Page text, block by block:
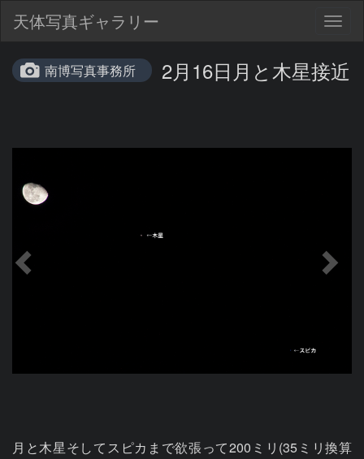
天体写真ギャラリー
南博写真事務所 2月16日月と木星接近
月と木星そしてスピカまで欲張って200ミリ(35ミリ換算